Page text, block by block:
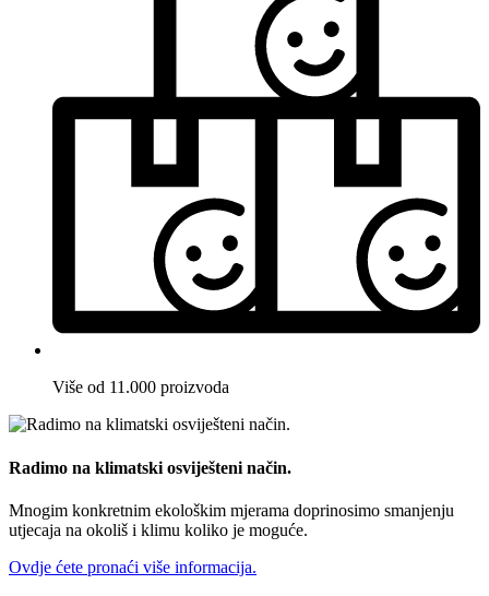
Više od 11.000 proizvoda
Radimo na klimatski osviješteni način.
Mnogim konkretnim ekološkim mjerama doprinosimo smanjenju
utjecaja na okoliš i klimu koliko je moguće.
Ovdje ćete pronaći više informacija.